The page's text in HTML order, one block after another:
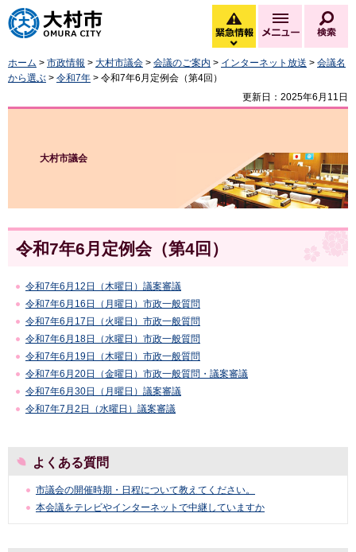
大村市
緊急情報
緊急情報を開く
メニュー
ホーム > 市政情報 > 大村市議会 > 会議のご案内 > インターネット放送 > 会議名
から選ぶ > 令和7年 > 令和7年6月定例会（第4回）
更新日：2025年6月11日
大村市議会
令和7年6月定例会（第4回）
令和7年6月12日（木曜日）議案審議
令和7年6月16日（月曜日）市政一般質問
令和7年6月17日（火曜日）市政一般質問
令和7年6月18日（水曜日）市政一般質問
令和7年6月19日（木曜日）市政一般質問
令和7年6月20日（金曜日）市政一般質問・議案審議
令和7年6月30日（月曜日）議案審議
令和7年7月2日（水曜日）議案審議
よくある質問
市議会の開催時期・日程について教えてください。
本会議をテレビやインターネットで中継していますか